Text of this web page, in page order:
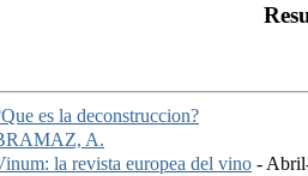
es la deconstruccion?
A.
la revista europea del vino -